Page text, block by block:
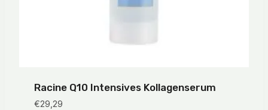
Racine Q10 Intensives Kollagenserum
€29,29